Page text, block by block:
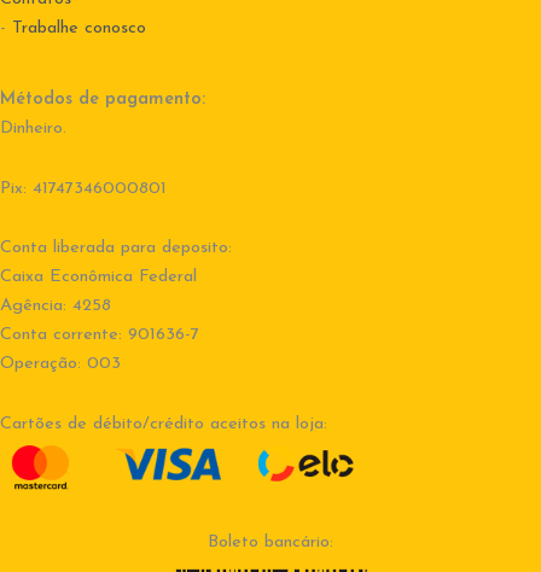
- Trabalhe conosco
Métodos de pagamento:
Dinheiro.
Pix: 41747346000801
Conta liberada para deposito:
Caixa Econômica Federal
Agência: 4258
Conta corrente: 901636-7
Operação: 003
Cartões de débito/crédito aceitos na loja:
Boleto bancário: